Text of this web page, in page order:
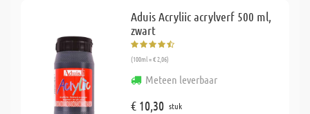
Aduis Acryliic acrylverf 500 ml,
zwart
(100ml = € 2,06)
Meteen leverbaar
€ 10,30 stuk